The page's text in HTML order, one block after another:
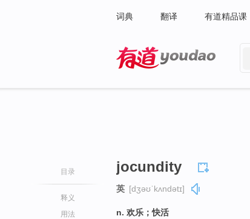
词典 翻译 有道精品课
目录
释义
用法
jocundity
英 [dʒəʊˈkʌndətɪ]
n. 欢乐；快活